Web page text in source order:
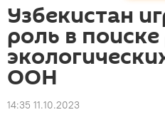
Узбекистан
роль в
ООН
14:35 11.10.2023